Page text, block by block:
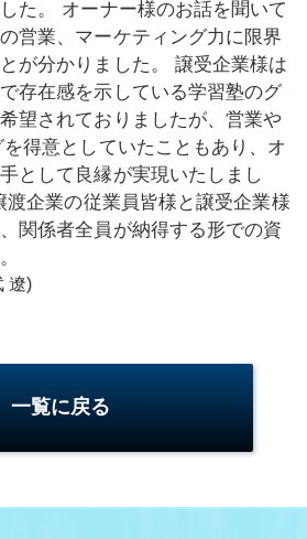
た。 オーナー様のお話を聞いて
営業、マーケティング力に限界
が分かりました。 譲受企業様は
存在感を示している学習塾のグ
望されておりましたが、営業や
得意としていたこともあり、オ
として良縁が実現いたしまし
渡企業の従業員皆様と譲受企業様
関係者全員が納得する形での資
遼)
一覧に戻る